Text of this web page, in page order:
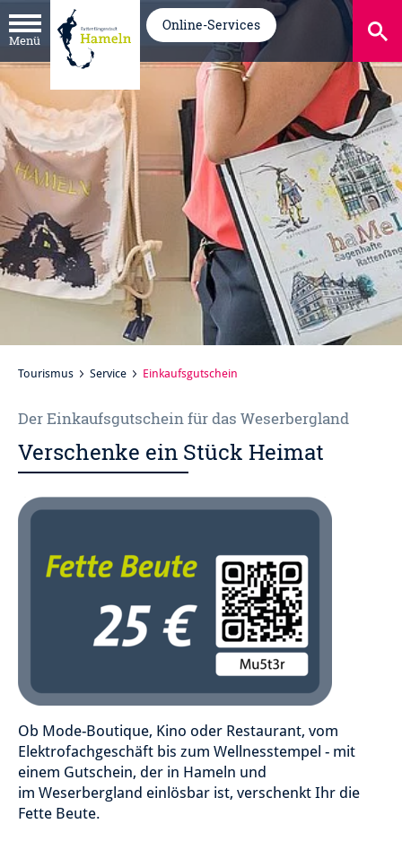
Menü
Online-Services
Tourismus Service Einkaufsgutschein
Der Einkaufsgutschein für das Weserbergland
Verschenke ein Stück Heimat
Ob Mode-Boutique, Kino oder Restaurant, vom
Elektrofachgeschäft bis zum Wellnesstempel - mit
einem Gutschein, der in Hameln und
im Weserbergland einlösbar ist, verschenkt Ihr die
Fette Beute.